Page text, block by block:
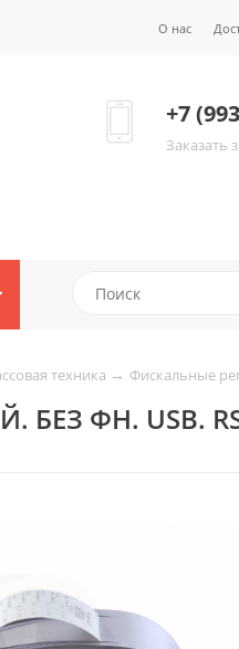
О нас
+7
Заказать
техника → Фискальные
БЕЗ ФН. USB.